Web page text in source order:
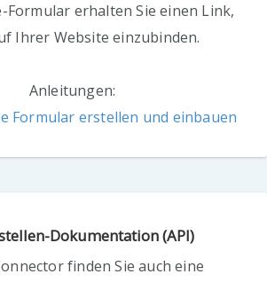
Formular erhalten Sie einen Link,
Ihrer Website einzubinden.
Anleitungen:
Formular erstellen und einbauen
Dokumentation (API)
finden Sie auch eine